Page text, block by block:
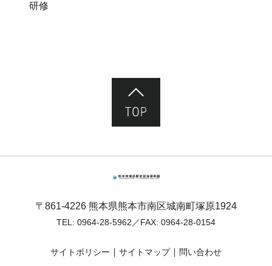
研修
〒861-4226 熊本県熊本市南区城南町塚原1924
TEL: 0964-28-5962 ／FAX: 0964-28-0154
サイトポリシー サイトマップ 問い合わせ